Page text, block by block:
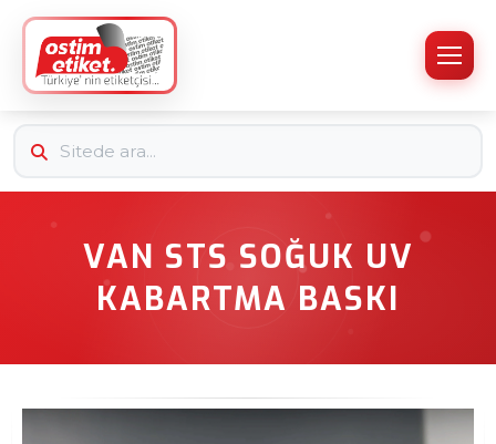
VAN STS SOĞUK UV
KABARTMA BASKI